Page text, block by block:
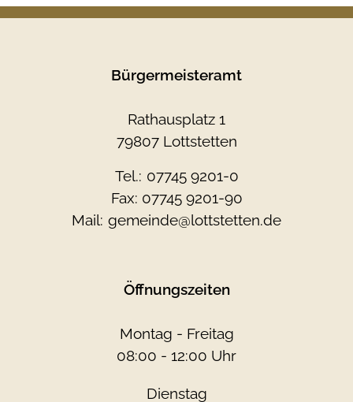
Bürgermeisteramt
Rathausplatz 1
79807 Lottstetten
Tel.: 07745 9201-0
Fax: 07745 9201-90
Mail: gemeinde@lottstetten.de
Öffnungszeiten
Montag - Freitag
08:00 - 12:00 Uhr
Dienstag